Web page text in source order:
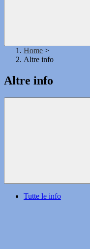
Home >
Altre info
Altre info
Tutte le info